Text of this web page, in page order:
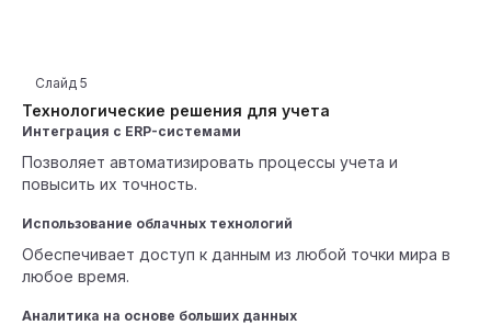
Технологические решения для учета
Слайд 5
Интеграция с ERP-системами
Позволяет автоматизировать процессы учета и
повысить их точность.
Использование облачных технологий
Обеспечивает доступ к данным из любой точки мира в
любое время.
Аналитика на основе больших данных